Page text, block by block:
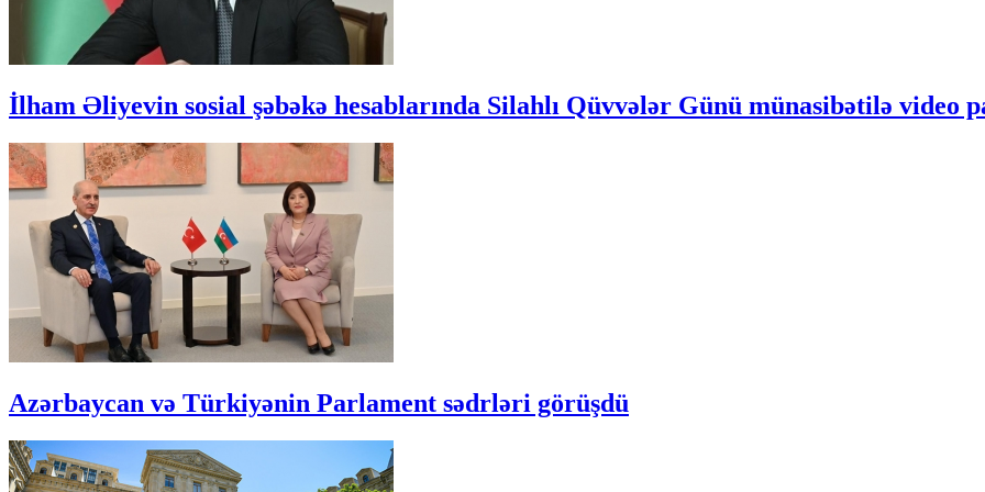
İlham Əliyevin sosial şəbəkə hesablarında Silahlı Qüvvələr Günü münasibətilə video
Azərbaycan və Türkiyənin Parlament sədrləri görüşdü